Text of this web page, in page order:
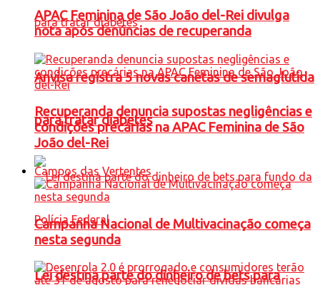
Anvisa registra 5 novas canetas de semaglutida
para tratar diabetes
Lei destina parte do dinheiro de bets para
APAC Feminina de São João del-Rei divulga
nota após denúncias de recuperanda
Recuperanda denuncia supostas negligências e
condições precárias na APAC Feminina de São
João del-Rei
Campos das Vertentes
Campanha Nacional de Multivacinação começa
nesta segunda